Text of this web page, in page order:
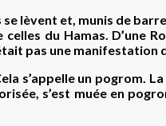
lèvent et, munis de
du Hamas. D’une
pas une
s’appelle un pogrom.
s’est muée en